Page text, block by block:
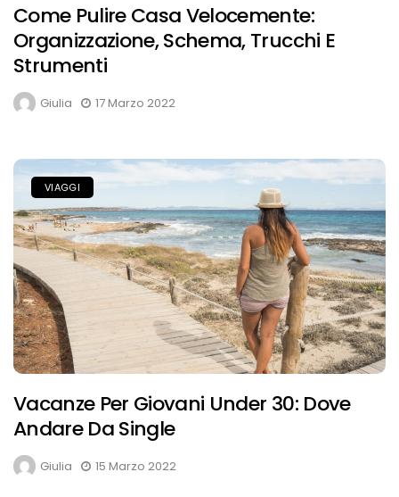
Come Pulire Casa Velocemente:
Organizzazione, Schema, Trucchi E
Strumenti
Giulia 17 Marzo 2022
VIAGGI
Vacanze Per Giovani Under 30: Dove
Andare Da Single
Giulia 15 Marzo 2022